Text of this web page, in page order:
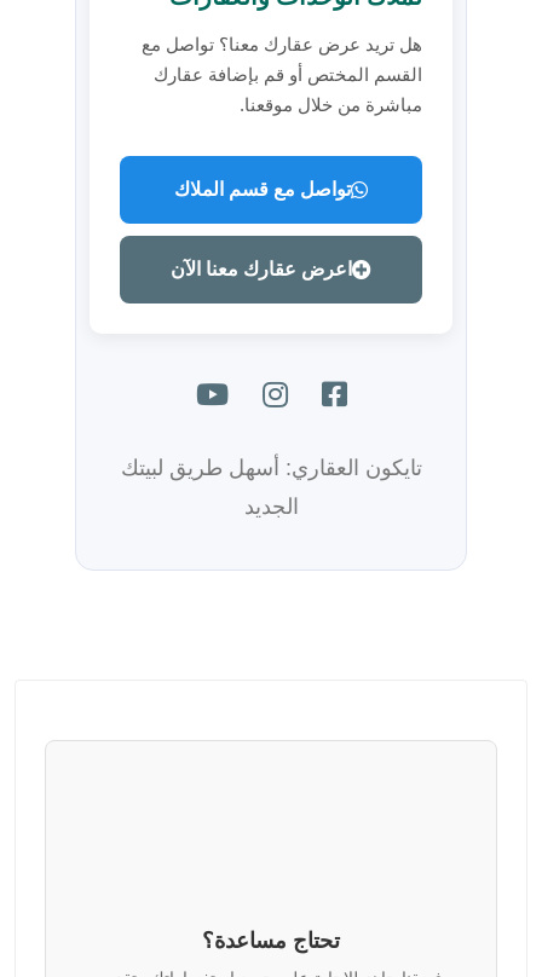
هل تريد عرض عقارك معنا؟ تواصل مع
القسم المختص أو قم بإضافة عقارك
مباشرة من خلال موقعنا.
تواصل مع قسم الملاك
اعرض عقارك معنا الآن
تايكون العقاري: أسهل طريق لبيتك
الجديد
تحتاج مساعدة؟